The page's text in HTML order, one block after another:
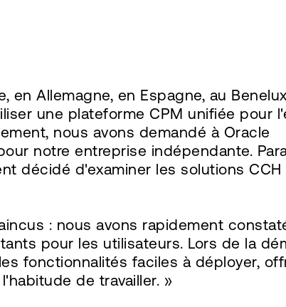
en Allemagne, en Espagne, au
une plateforme CPM unifiée pour
nous avons demandé à Oracle
notre entreprise indépendante.
décidé d'examiner les solutions
: nous avons rapidement
pour les utilisateurs. Lors de la
fonctionnalités faciles à déployer,
de travailler. »